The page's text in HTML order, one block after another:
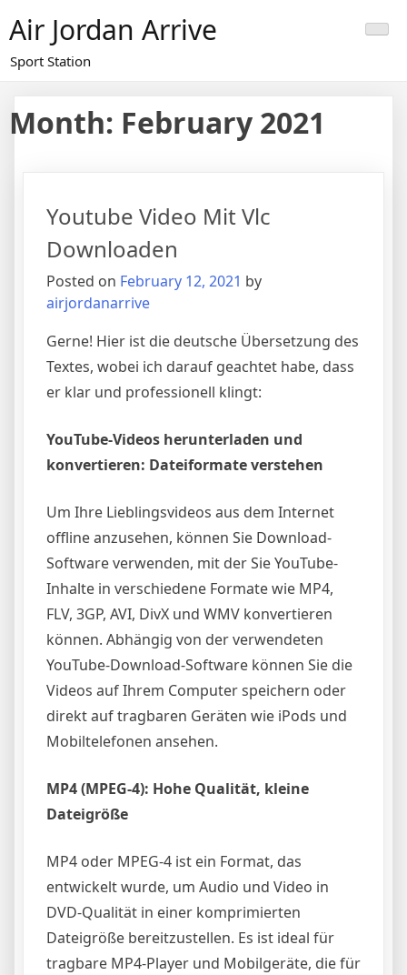
to
content
Air Jordan Arrive
Sport Station
Month: February 2021
Youtube Video Mit Vlc
Downloaden
Posted on February 12, 2021 by
airjordanarrive
Gerne! Hier ist die deutsche Übersetzung des
Textes, wobei ich darauf geachtet habe, dass
er klar und professionell klingt:
YouTube-Videos herunterladen und
konvertieren: Dateiformate verstehen
Um Ihre Lieblingsvideos aus dem Internet
offline anzusehen, können Sie Download-
Software verwenden, mit der Sie YouTube-
Inhalte in verschiedene Formate wie MP4,
FLV, 3GP, AVI, DivX und WMV konvertieren
können. Abhängig von der verwendeten
YouTube-Download-Software können Sie die
Videos auf Ihrem Computer speichern oder
direkt auf tragbaren Geräten wie iPods und
Mobiltelefonen ansehen.
MP4 (MPEG-4): Hohe Qualität, kleine
Dateigröße
MP4 oder MPEG-4 ist ein Format, das
entwickelt wurde, um Audio und Video in
DVD-Qualität in einer komprimierten
Dateigröße bereitzustellen. Es ist ideal für
tragbare MP4-Player und Mobilgeräte, die für